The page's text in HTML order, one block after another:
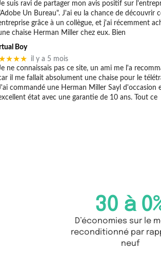
suis ravi de partager mon avis positif sur
Un Bureau". J'ai eu la chance de découvrir
grâce à un collègue, et j'ai récemment
chaise Herman Miller chez eux. Bien
Boy
il y a 5 mois
ne connaissais pas ce site, un ami me l'a
il me fallait absolument une chaise pour le
commandé une Herman Miller Sayl d'occasion
état avec une garantie de 10 ans. Tout ce
D’économies sur le
reconditionné par
neuf
30 à 0